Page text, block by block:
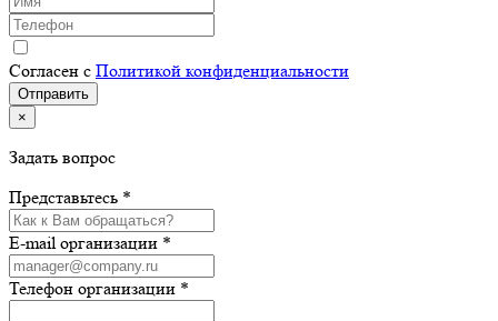
Согласен с Политикой конфиденциальности
×
Задать вопрос
Представьтесь *
E-mail организации *
Телефон организации *